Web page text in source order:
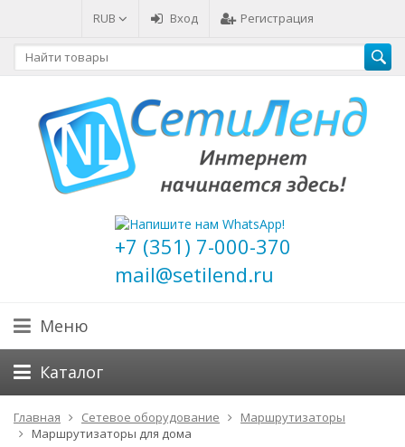
RUB Вход Регистрация
+7 (351) 7-000-370
mail@setilend.ru
Меню
Каталог
Главная Сетевое оборудование
Маршрутизаторы
Маршрутизаторы для дома